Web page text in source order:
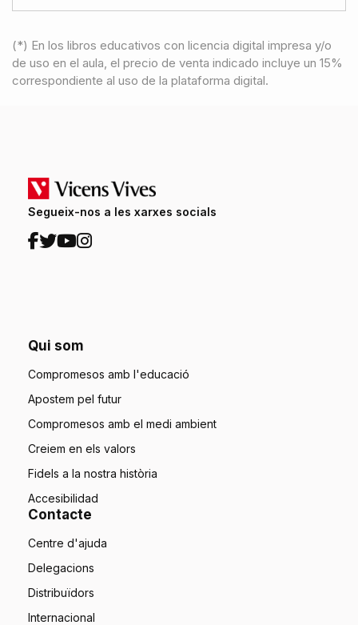
(*) En los libros educativos con licencia digital impresa y/o
de uso en el aula, el precio de venta indicado incluye un 15%
correspondiente al uso de la plataforma digital.
Segueix-nos a les xarxes socials
Qui som
Compromesos amb l'educació
Apostem pel futur
Compromesos amb el medi ambient
Creiem en els valors
Fidels a la nostra història
Accesibilidad
Contacte
Centre d'ajuda
Delegacions
Distribuïdors
Internacional